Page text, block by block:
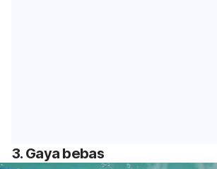
3. Gaya bebas